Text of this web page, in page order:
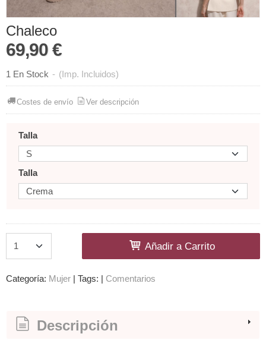
Chaleco
69,90 €
1 En Stock - (Imp. Incluidos)
Costes de envío Ver descripción
Talla
Talla
Añadir a Carrito
Categoría: Mujer | Tags: | Comentarios
Descripción